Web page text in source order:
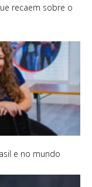
recaem sobre o
e no mundo